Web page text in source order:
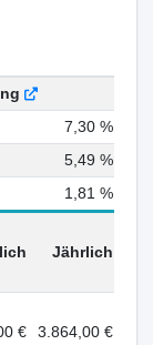
7,30 %
5,49 %
1,81 %
Jährlich
€ 3.864,00 €